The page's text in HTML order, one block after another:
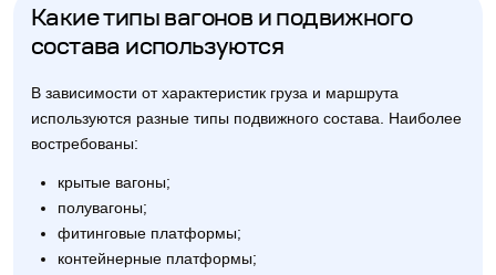
Какие типы вагонов и подвижного
состава используются
В зависимости от характеристик груза и маршрута
используются разные типы подвижного состава. Наиболее
востребованы:
крытые вагоны;
полувагоны;
фитинговые платформы;
контейнерные платформы;